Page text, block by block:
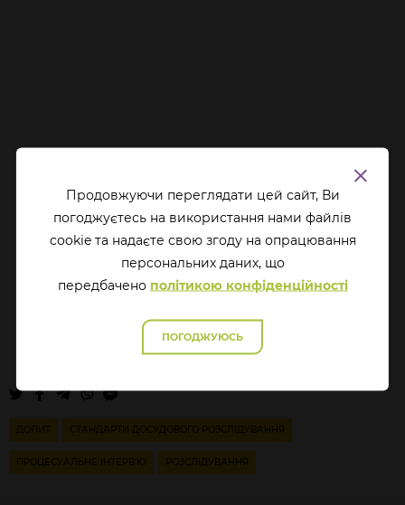
ДОПИТ СТАНДАРТИ ДОСУДОВОГО РОЗСЛІДУВАННЯ
ПРОЦЕСУАЛЬНЕ ІНТЕРВ'Ю РОЗСЛІДУВАННЯ
Продовжуючи переглядати цей сайт, Ви
погоджуєтесь на використання нами файлів
cookie та надаєте свою згоду на опрацювання
перcональних даних, що
передбачено політикою конфіденційності
ПОГОДЖУЮСЬ